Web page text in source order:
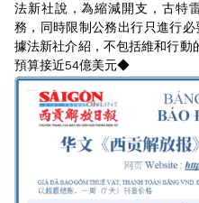
法新社說，為縮減開支，古特
務，同時限制公務出行只進行必
據法新社介紹，不包括維和行動
預算接近54億美元◆